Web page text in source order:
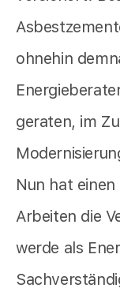
ohnehin
geraten, im
Nun hat
Arbeiten die
werde als